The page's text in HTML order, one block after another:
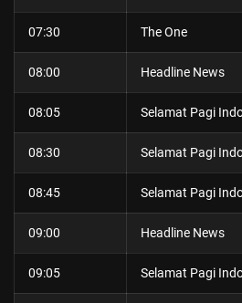
07:30 The One
08:00 Headline News
08:05 Selamat Pagi
08:30 Selamat Pagi
08:45 Selamat Pagi
09:00 Headline News
09:05 Selamat Pagi